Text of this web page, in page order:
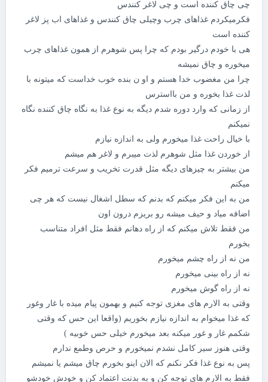
چی چاق کننده است و چی لاغر کنندس
فکرمیکردم غذاهای چرب وچیلی چاق کنندس و غذاهای اب پز لاغر
کننده است
هی با خودم درگیر بودم که چرا پس شوهرم از همون غذاهای چرب
میخوره و چاق نمیشه
چرا من مغضوب خدا هستم و او ن بنده خوب خداست که میتونه با
لذت غذا بخوره و من بااسترس
از زمانی که وارد دوره شدم دیگه به نوع غذا به نگاه چاق کننده نگاه
نمیکنم
با خیال راحت غذا میخورم ولی به اندازه نیازم
از خوردن غذا مثل شوهرم لذت میبرم و لاغر هم میشم
من بیشتر به چیزهای دیگه مثل قدرت تخریب و سرعت ترمیم فکر
میکنم
من به این فکر میکنم که بدنم که سطل اشغال نیست که هر چی
اضافه میاد و حیف میشه رو بریزم درون اون
من فقط تلاش میکنم که از راه دهانم فقط مثل افراد متناسب
بخورم
من نه از راه چشم میخورم
نه از راه بینی میخورم
نه از راه گوش میخورم
وقتی به الارم های مغزی توجه کنیم و بهمون پیام میده با غار وغور
که غذا میخوام به اندازه نیازم بخوریم (واقعا این حس که وقتی
شکمم غار و غور میکنه بعد میخورم خیلی حس خوبیه )
وقتی هنوز سیر کامل نشدم نمیخورم و حرص وطمع ندارم
پس به نوع غذا فکر نکنم که الان اینو بخورم چاق میشم یا نمیشم
فقط به الارم های توجه کن و به بدنت اعتماد کن و خودش خودشو